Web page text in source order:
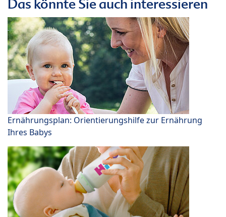
Das könnte Sie auch interessieren
Ernährungsplan: Orientierungshilfe zur Ernährung
Ihres Babys